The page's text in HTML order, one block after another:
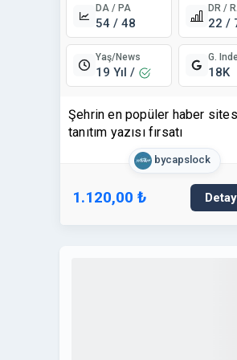
DA / PA
54 / 48
DR /
22 /
Yaş/News
19 Yıl /
G.
18K
Şehrin en popüler haber
tanıtım yazısı fırsatı
bycapslock
1.120,00 ₺